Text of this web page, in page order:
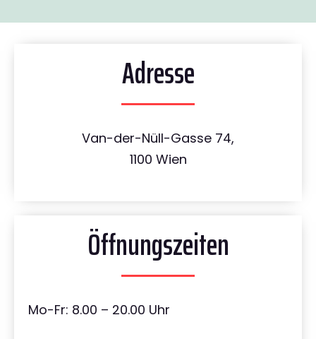
Adresse
Van-der-Nüll-Gasse 74,
1100 Wien
Öffnungszeiten
Mo-Fr: 8.00 – 20.00 Uhr